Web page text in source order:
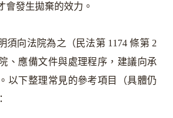
會發生拋棄的效力。
須向法院為之（民法第 1174 條第 2
、應備文件與處理程序，建議向承
以下整理常見的參考項目（具體仍